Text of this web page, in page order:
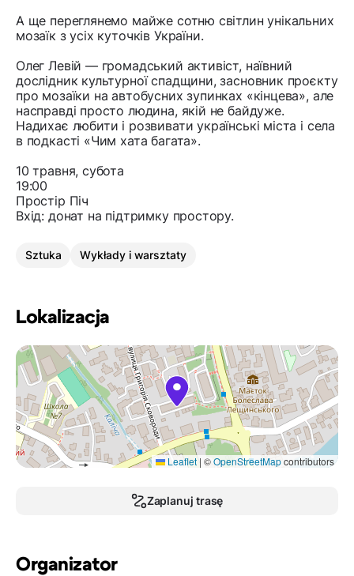
А ще переглянемо майже сотню світлин унікальних
мозаїк з усіх куточків України.
Олег Левій — громадський активіст, наївний
дослідник культурної спадщини, засновник проєкту
про мозаїки на автобусних зупинках «кінцева», але
насправді просто людина, якій не байдуже.
Надихає любити і розвивати українські міста і села
в подкасті «Чим хата багата».
10 травня, субота
19:00
Простір Піч
Вхід: донат на підтримку простору.
Sztuka Wykłady i warsztaty
Lokalizacja
Leaflet | ©OpenStreetMapcontributors
Zaplanuj trasę
Organizator